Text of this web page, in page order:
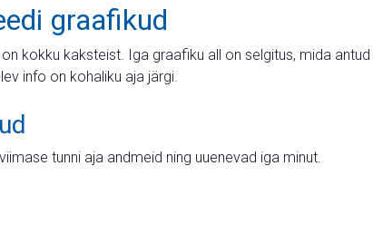
graafikud
kokku kaksteist. Iga graafiku all on selgitus, mida
info on kohaliku aja järgi.
tunni aja andmeid ning uuenevad iga minut.